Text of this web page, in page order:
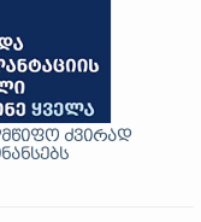
ძვირად